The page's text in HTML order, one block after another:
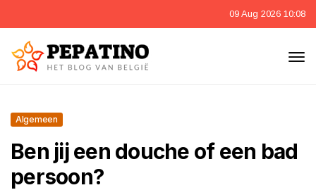
09 Aug 2026 10:08
Algemeen
Ben jij een douche of een bad
persoon?